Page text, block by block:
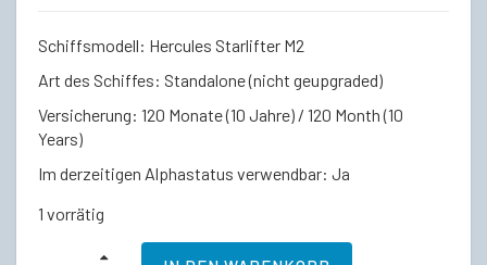
Schiffsmodell: Hercules Starlifter M2
Art des Schiffes: Standalone (nicht geupgraded)
Versicherung: 120 Monate (10 Jahre) / 120 Month (10
Years)
Im derzeitigen Alphastatus verwendbar: Ja
1 vorrätig